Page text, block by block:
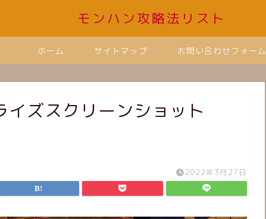
モンハン攻略法リスト
ホーム サイトマップ お問い合わせフォーム
ズスクリーンショット
2022年3月27日